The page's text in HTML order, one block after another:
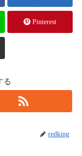
Pinterest
る
redking